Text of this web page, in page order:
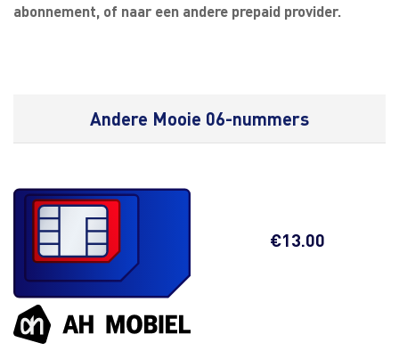
abonnement, of naar een andere prepaid provider.
Andere Mooie 06-nummers
€13.00